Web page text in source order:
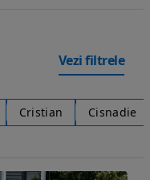
Vezi filtrele
Cristian Cisnadie